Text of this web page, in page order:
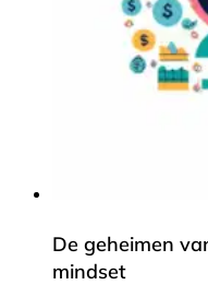
De geheimen
mindset